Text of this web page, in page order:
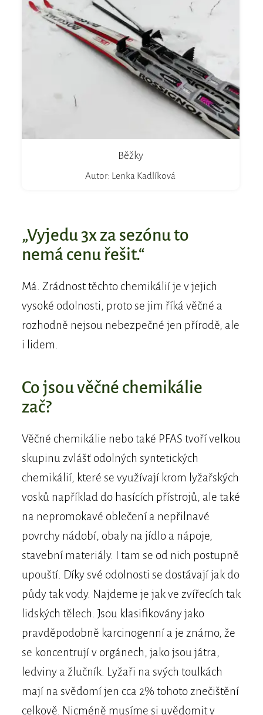
Běžky
Autor: Lenka Kadlíková
„Vyjedu 3x za sezónu to
nemá cenu řešit.“
Má. Zrádnost těchto chemikálií je v jejich
vysoké odolnosti, proto se jim říká věčné a
rozhodně nejsou nebezpečné jen přírodě, ale
i lidem.
Co jsou věčné chemikálie
zač?
Věčné chemikálie nebo také PFAS tvoří velkou
skupinu zvlášť odolných syntetických
chemikálií, které se využívají krom lyžařských
vosků například do hasících přístrojů, ale také
na nepromokavé oblečení a nepřilnavé
povrchy nádobí, obaly na jídlo a nápoje,
stavební materiály. I tam se od nich postupně
upouští. Díky své odolnosti se dostávají jak do
půdy tak vody. Najdeme je jak ve zvířecích tak
lidských tělech. Jsou klasifikovány jako
pravděpodobně karcinogenní a je známo, že
se koncentrují v orgánech, jako jsou játra,
ledviny a žlučník. Lyžaři na svých toulkách
mají na svědomí jen cca 2% tohoto znečištění
celkově. Nicméně musíme si uvědomit v